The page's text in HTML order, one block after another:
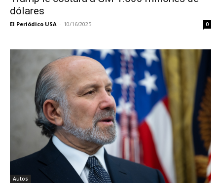
dólares
El Periódico USA - 10/16/2025 0
Autos